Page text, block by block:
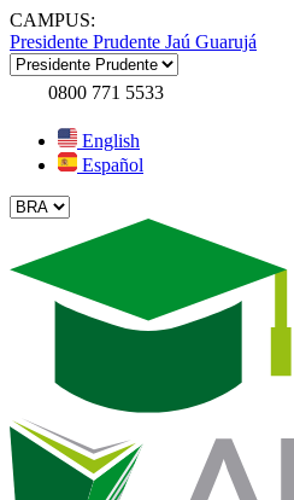
CAMPUS:
Presidente Prudente Jaú Guarujá
0800 771 5533
English
Español